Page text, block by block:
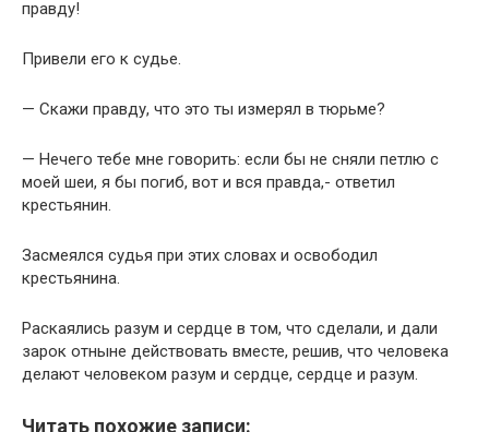
правду!
Привели его к судье.
— Скажи правду, что это ты измерял в тюрьме?
— Нечего тебе мне говорить: если бы не сняли петлю с
моей шеи, я бы погиб, вот и вся правда,- ответил
крестьянин.
Засмеялся судья при этих словах и освободил
крестьянина.
Раскаялись разум и сердце в том, что сделали, и дали
зарок отныне действовать вместе, решив, что человека
делают человеком разум и сердце, сердце и разум.
Читать похожие записи: